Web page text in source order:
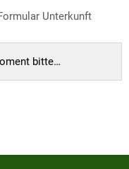
Unterkunft
bitte…